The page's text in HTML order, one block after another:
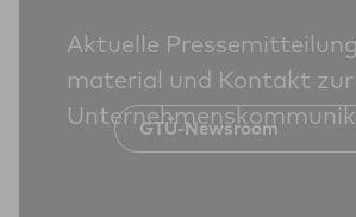
Aktuelle
material und Kontakt zur
GTÜ-Newsroom